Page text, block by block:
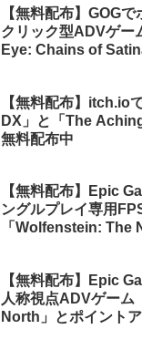
【無料配布】GOG
クリック型ADVゲー
Eye: Chains of
【無料配布】itch.io
DX」と「The
無料配布中
【無料配布】Epic
ングルプレイ専用
「Wolfenstein: The
【無料配布】Epic
人称視点ADVゲー
North」とポイント